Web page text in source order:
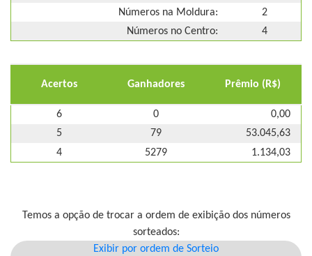
Números na Moldura:
2
Números no Centro:
4
Acertos Ganhadores Prêmio (R$)
6 0
0,00
5
79
53.045,63
4
5279 1.134,03
Temos a opção de trocar a ordem de exibição dos números
sorteados:
Exibir por ordem de Sorteio